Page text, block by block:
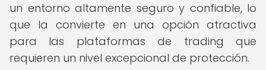
un entorno altamente seguro y confiable, lo
que la convierte en una opción atractiva
para las plataformas de trading que
requieren un nivel excepcional de protección.